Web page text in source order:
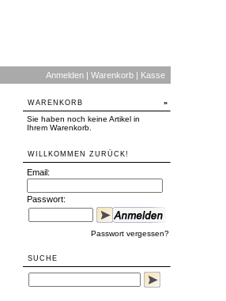
Anmelden | Warenkorb | Kasse
WARENKORB »
Sie haben noch keine Artikel in
Ihrem Warenkorb.
WILLKOMMEN ZURÜCK!
Email:
Passwort:
Passwort vergessen?
SUCHE